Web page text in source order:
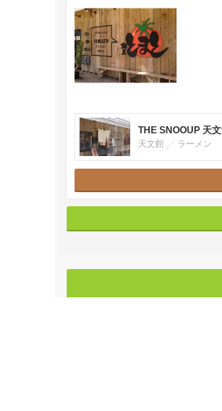
THE SNOOUP 天
天文館 ラーメン